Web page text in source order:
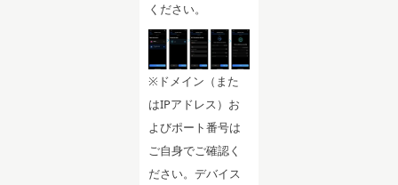
ください。
※ドメイン（また
はIPアドレス）お
よびポート番号は
ご自身でご確認く
ださい。デバイス